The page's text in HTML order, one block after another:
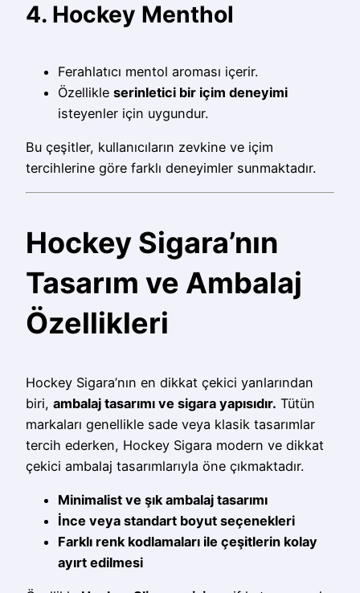
4. Hockey Menthol
Ferahlatıcı mentol aroması içerir.
Özellikle serinletici bir içim deneyimi
isteyenler için uygundur.
Bu çeşitler, kullanıcıların zevkine ve içim
tercihlerine göre farklı deneyimler sunmaktadır.
Hockey Sigara’nın
Tasarım ve Ambalaj
Özellikleri
Hockey Sigara’nın en dikkat çekici yanlarından
biri, ambalaj tasarımı ve sigara yapısıdır. Tütün
markaları genellikle sade veya klasik tasarımlar
tercih ederken, Hockey Sigara modern ve dikkat
çekici ambalaj tasarımlarıyla öne çıkmaktadır.
Minimalist ve şık ambalaj tasarımı
İnce veya standart boyut seçenekleri
Farklı renk kodlamaları ile çeşitlerin kolay
ayırt edilmesi